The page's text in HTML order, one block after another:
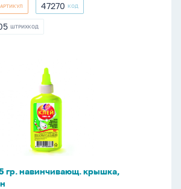
АРТИКУЛ 47270
47270 КОД
ШТРИХКОД
гр. навинчивающ. крышка,